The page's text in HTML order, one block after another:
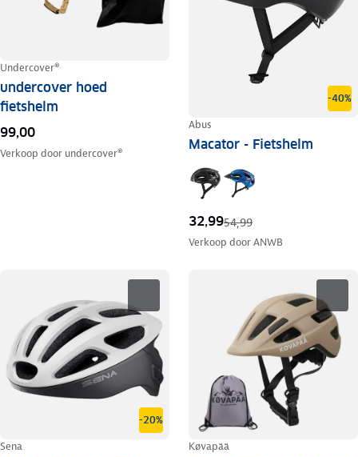
Undercover®
undercover hoed
fietshelm
99,00
Verkoop door undercover®
-40%
Abus
Macator - Fietshelm
32,9954,99
Verkoop doorANWB
-20%
Sena Køvapää